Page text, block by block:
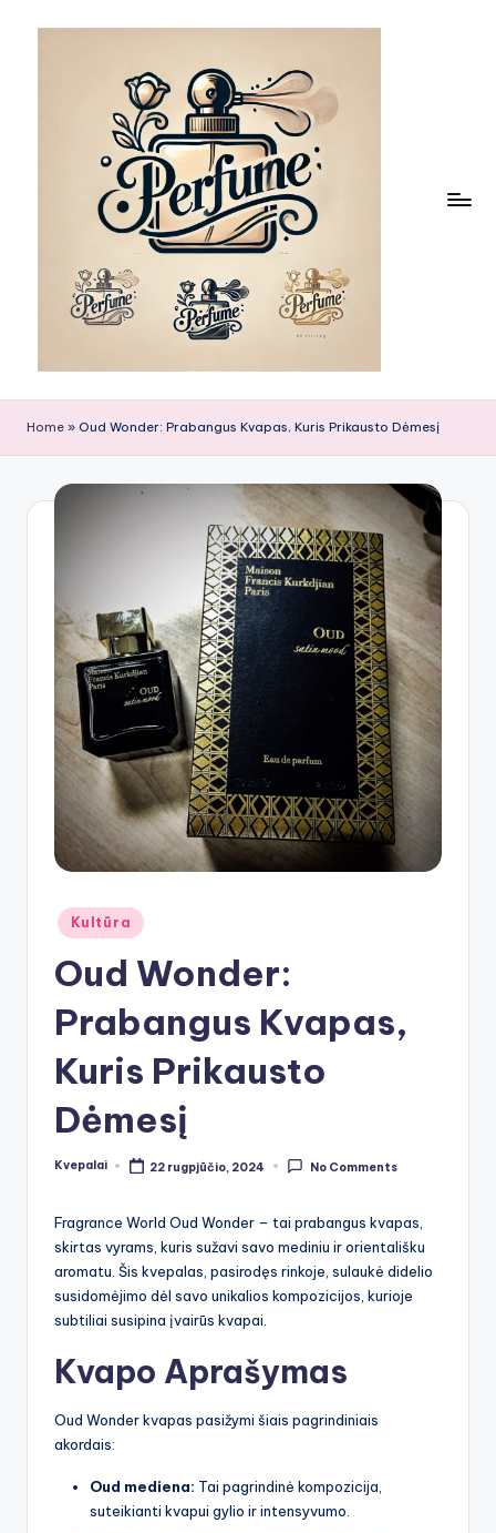
Home » Oud Wonder: Prabangus Kvapas, Kuris Prikausto Dėmesį
Posted
in
Kultūra
Oud Wonder:
Prabangus Kvapas,
Kuris Prikausto
Dėmesį
Posted
Kvepalai 22 rugpjūčio, 2024 No Comments
Fragrance World Oud Wonder – tai prabangus kvapas,
skirtas vyrams, kuris sužavi savo mediniu ir orientališku
aromatu. Šis kvepalas, pasirodęs rinkoje, sulaukė didelio
susidomėjimo dėl savo unikalios kompozicijos, kurioje
subtiliai susipina įvairūs kvapai.
Kvapo Aprašymas
Oud Wonder kvapas pasižymi šiais pagrindiniais
akordais:
Oud mediena: Tai pagrindinė kompozicija,
suteikianti kvapui gylio ir intensyvumo.